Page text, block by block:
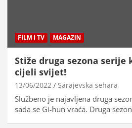
FILM I TV MAGAZIN
Stiže druga sezona serije
cijeli svijet!
13/06/2022 Sarajevska sehara
Službeno je najavljena druga
sada se Gi-hun vraća. Druga